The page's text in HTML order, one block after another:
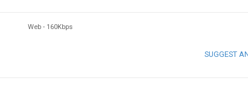
Web - 160Kbps
SUGGEST